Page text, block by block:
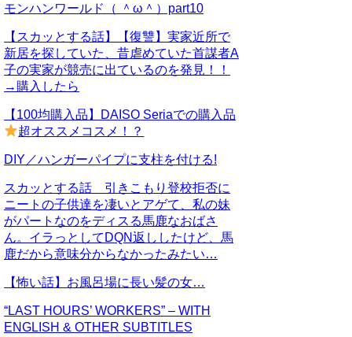
モンハンワールド（ ＾ω＾）part10
【スカッとする話】【復讐】実家近所で
新居を探していた、昔虐めていた首謀者A
子の実家が競売に出ているのを発見！！
→購入したら
【100均購入品】DAISO Seriaでの購入品
超オススメコスメ！？
DIY／ハンガーパイプに支柱を付ける!
スカッとする話 引きこもり登校拒否に
ニートの子供達を凄いとアゲて、私の妹
がパートなのをディスる馬鹿なおばさ
ん。イラっとしてDQN返ししたけど、馬
鹿だから意味分からなかったみたい…
【怖い話】お風呂場に長い髪の女…
“LAST HOURS’ WORKERS” – WITH
ENGLISH & OTHER SUBTITLES